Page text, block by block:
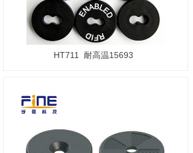
HT711 耐高温15693